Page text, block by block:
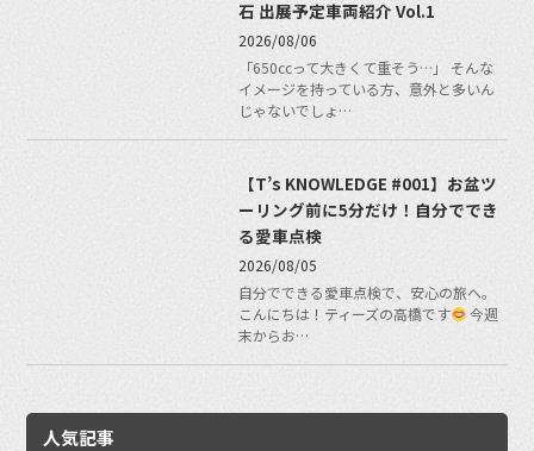
石 出展予定車両紹介 Vol.1
2026/08/06
「650ccって大きくて重そう…」 そんな
イメージを持っている方、意外と多いん
じゃないでしょ…
【T’s KNOWLEDGE #001】お盆ツ
ーリング前に5分だけ！自分ででき
る愛車点検
2026/08/05
自分でできる愛車点検で、安心の旅へ。
こんにちは！ティーズの高橋です
今週
末からお…
人気記事